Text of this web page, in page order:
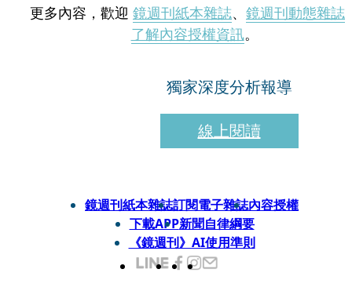
更多內容，歡迎 鏡週刊紙本雜誌、 鏡週刊動態雜誌
了解內容授權資訊。
獨家深度分析報導
線上閱讀
鏡週刊紙本雜誌訂閱電子雜誌內容授權
下載APP新聞自律綱要
《鏡週刊》AI使用準則